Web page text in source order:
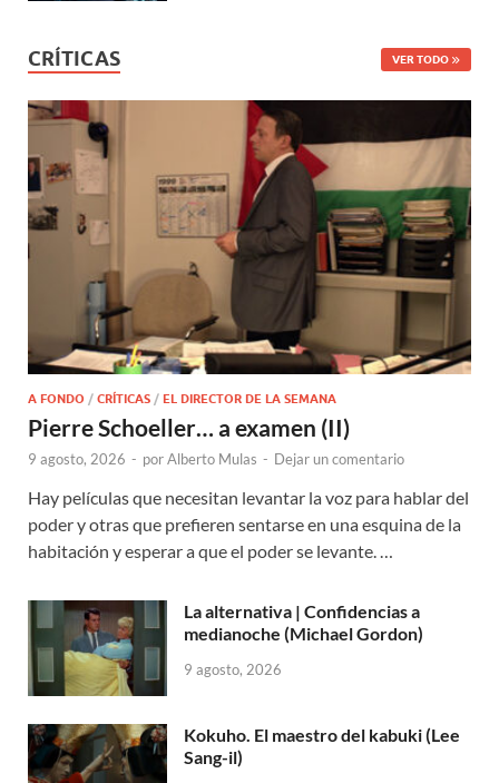
CRÍTICAS VER TODO
A FONDO / CRÍTICAS / EL DIRECTOR DE LA SEMANA
Pierre Schoeller… a examen (II)
9 agosto, 2026 - porAlberto Mulas - Dejar un comentario
Hay películas que necesitan levantar la voz para hablar del
poder y otras que prefieren sentarse en una esquina de la
habitación y esperar a que el poder se levante. …
La alternativa | Confidencias a
medianoche (Michael Gordon)
9 agosto, 2026
Kokuho. El maestro del kabuki (Lee
Sang-il)